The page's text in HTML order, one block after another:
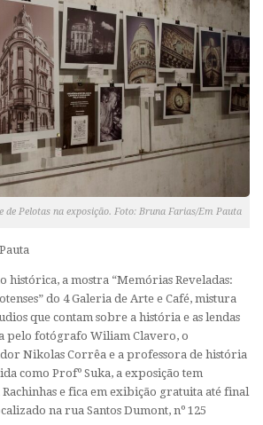
de Pelotas na exposição. Foto: Bruna Farias/Em Pauta
histórica, a mostra “Memórias Reveladas:
do 4 Galeria de Arte e Café, mistura
que contam sobre a história e as lendas
pelo fotógrafo Wiliam Clavero, o
Nikolas Corrêa e a professora de história
como Profº Suka, a exposição tem
e fica em exibição gratuita até final
na rua Santos Dumont, nº 125